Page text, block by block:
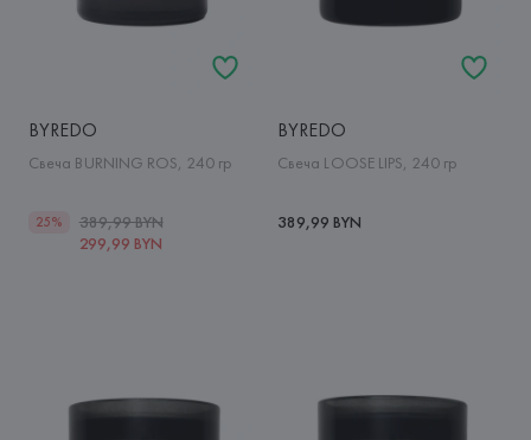
BYREDO
Свеча BURNING ROS, 240 гр
25%
389,99 BYN
299,99 BYN
BYREDO
Свеча LOOSE LIPS, 240 гр
389,99 BYN